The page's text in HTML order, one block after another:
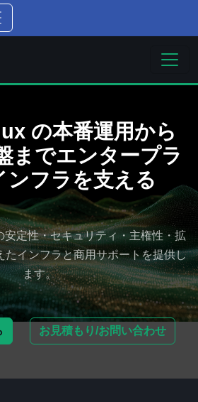
の本番運用から
までエンタープラ
ンフラを支える
安定性・セキュリティ・主権性・拡
たインフラと商用サポートを提供し
ます。
お見積もり/お問い合わせ